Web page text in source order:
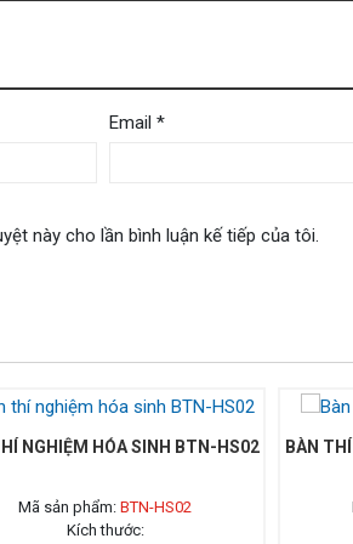
Email*
này cho lần bình luận kế tiếp của tôi.
NGHIỆM HÓA SINH BTN-HS02
Mã sản phẩm: BTN-HS02
Kích thước:
BÀN